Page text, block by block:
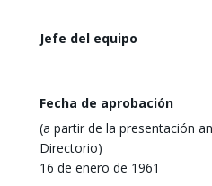
Jefe del equipo
Fecha de aprobación
(a partir de la presentación
Directorio)
16 de enero de 1961